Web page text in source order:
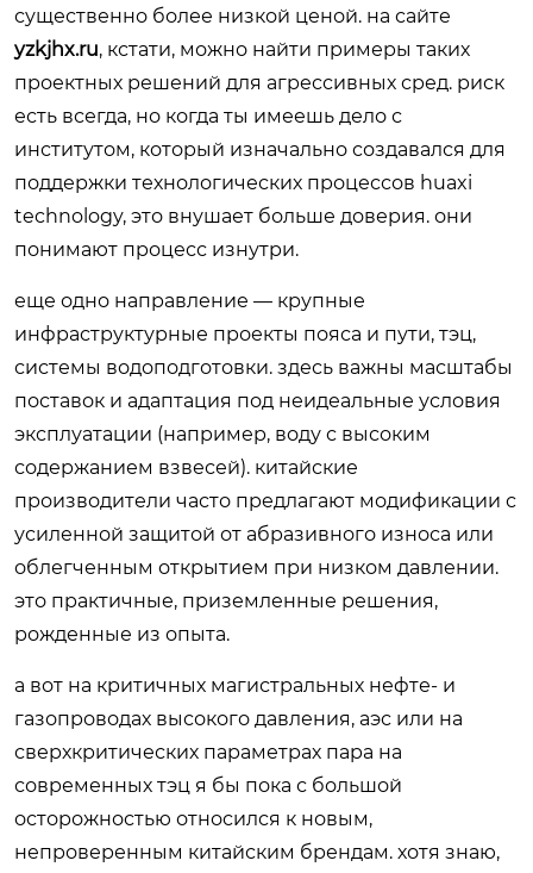
существенно более низкой ценой. на сайте
yzkjhx.ru, кстати, можно найти примеры таких
проектных решений для агрессивных сред. риск
есть всегда, но когда ты имеешь дело с
институтом, который изначально создавался для
поддержки технологических процессов huaxi
technology, это внушает больше доверия. они
понимают процесс изнутри.
еще одно направление — крупные
инфраструктурные проекты пояса и пути, тэц,
системы водоподготовки. здесь важны масштабы
поставок и адаптация под неидеальные условия
эксплуатации (например, воду с высоким
содержанием взвесей). китайские
производители часто предлагают модификации с
усиленной защитой от абразивного износа или
облегченным открытием при низком давлении.
это практичные, приземленные решения,
рожденные из опыта.
а вот на критичных магистральных нефте- и
газопроводах высокого давления, аэс или на
сверхкритических параметрах пара на
современных тэц я бы пока с большой
осторожностью относился к новым,
непроверенным китайским брендам. хотя знаю,